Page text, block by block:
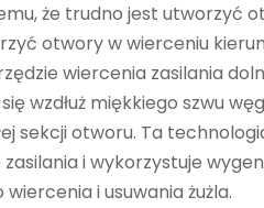
że trudno jest utworzyć
otwory w wierceniu
wiercenia zasilania
wzdłuż miękkiego szwu
sekcji otworu. Ta
zasilania i wykorzystuje
i usuwania żużla.